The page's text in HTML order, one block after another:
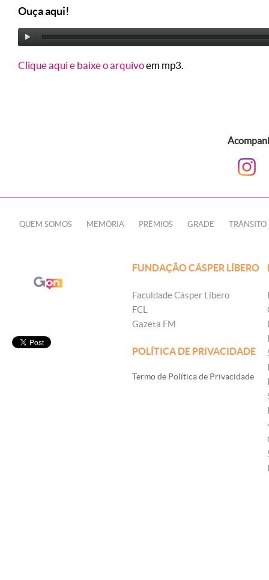
Ouça aqui!
Clique aqui e baixe o arquivoem mp3.
QUEM SOMOS MEMÓRIA PRÊMIOS GRADE TRÂNSITO
FUNDAÇÃO CÁSPER LÍBERO
Faculdade Cásper Líbero
FCL
Gazeta FM
POLÍTICA DE PRIVACIDADE
Termo de Política de Privacidade